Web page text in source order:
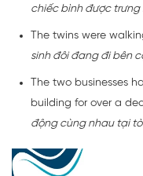
chiếc bình được trưng
The twins were
sinh đôi đang đi bên
The two businesses
building for over a
động cùng nhau tại